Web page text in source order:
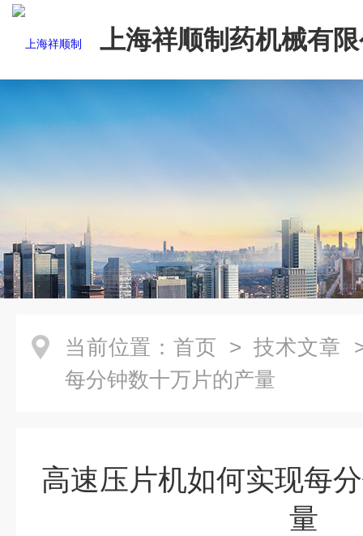
上海祥顺制药机械有
当前位置： 首页 > 技术文章
每分钟数十万片的产量
高速压片机如何实现每
量